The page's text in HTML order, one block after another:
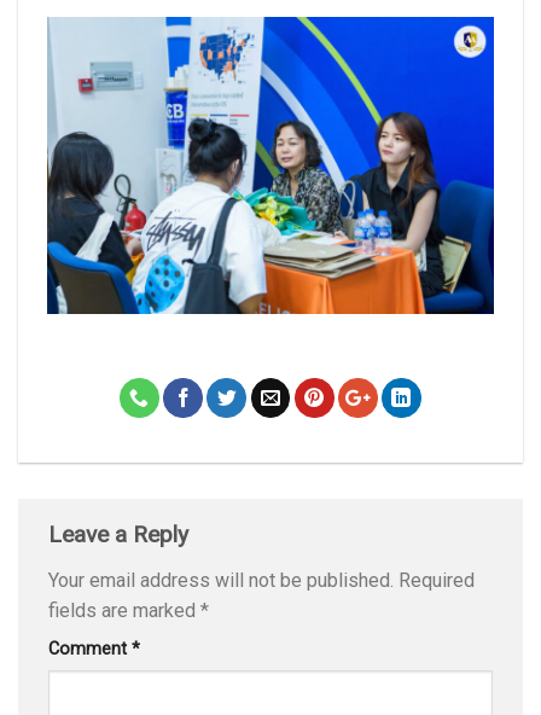
Leave a Reply
Your email address will not be published. Required
fields are marked *
Comment *